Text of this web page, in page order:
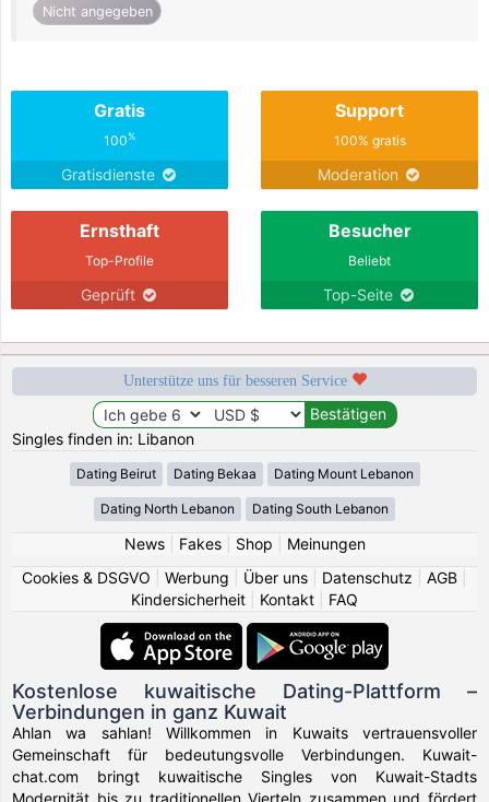
Nicht angegeben
Gratis
100%
Gratisdienste
Support
100% gratis
Moderation
Ernsthaft
Top-Profile
Geprüft
Besucher
Beliebt
Top-Seite
Unterstütze uns für besseren Service
Singles finden in: Libanon
Dating Beirut Dating Bekaa Dating Mount Lebanon
Dating North Lebanon Dating South Lebanon
News| Fakes| Shop
Meinungen
Cookies & DSGVO
Werbung Über uns Datenschutz AGB
Kindersicherheit
Kontakt FAQ
Kostenlose kuwaitische Dating-Plattform –
Verbindungen in ganz Kuwait
Ahlan wa sahlan! Willkommen in Kuwaits vertrauensvoller
Gemeinschaft für bedeutungsvolle Verbindungen. Kuwait-
chat.com bringt kuwaitische Singles von Kuwait-Stadts
Modernität bis zu traditionellen Vierteln zusammen und fördert